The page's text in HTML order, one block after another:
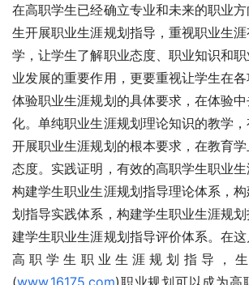
在高职学生已经确立专业和未来的职业
生开展职业生涯规划指导，重视职业生
学，让学生了解职业态度、职业知识和
业发展的重要作用，更要重视让学生在
体验职业生涯规划的具体要求，在体验
化。单纯职业生涯规划理论知识的教学
开展职业生涯规划的根本要求，在教育
态度。实践证明，有效的高职学生职业
构建学生职业生涯规划指导理论体系，
划指导实践体系，构建学生职业生涯规
建学生职业生涯规划指导评价体系。在
高职学生职业生涯规划指导，
(www.16175.com)职业规划可以成为高